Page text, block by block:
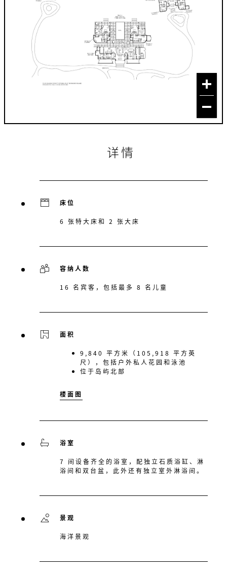
详情
床位
6 张特大床和 2 张大床
容纳人数
16 名宾客，包括最多 8 名儿童
面积
9,840 平方米（105,918 平方英
尺），包括户外私人花园和泳池
位于岛屿北部
楼面图
浴室
7 间设备齐全的浴室，配独立石质浴缸、淋
浴间和双台盆，此外还有独立室外淋浴间。
景观
海洋景观